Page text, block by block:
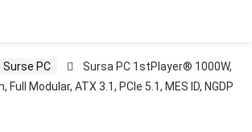
Surse PC
Sursa PC 1stPlayer® 1000W,
Modular, ATX 3.1, PCIe 5.1, MES ID, NGDP